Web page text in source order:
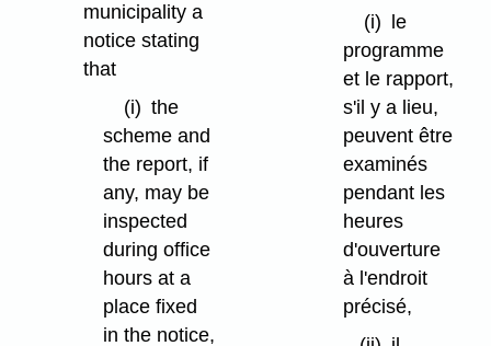
municipality a
notice stating
that
(i) the
scheme and
the report, if
any, may be
inspected
during office
hours at a
place fixed
in the notice,
(i)
le
programme
et le rapport,
s'il y a lieu,
peuvent être
examinés
pendant les
heures
d'ouverture
à l'endroit
précisé,